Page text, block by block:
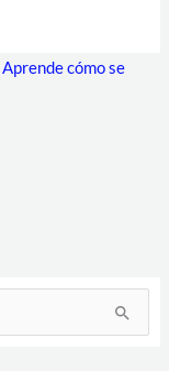
Aprende cómo se